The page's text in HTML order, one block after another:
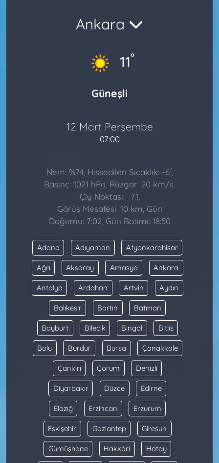
Ankara
11°
Güneşli
12 Mart Perşembe
07:00
Nem: %74, Hissedilen Sıcaklık: -6°,
Basınç: 1021 hPa, Rüzgar: 20 km/s,
Çiy Noktası: -7.1,
Görüş Mesafesi: 10 km, Gün
Doğumu: 7:02, Gün Batımı: 18:50
Adana Adıyaman Afyonkarahisar
Ağrı Aksaray Amasya Ankara
Antalya Ardahan Artvin Aydın
Balıkesir Bartın Batman
Bayburt Bilecik Bingöl Bitlis
Bolu Burdur Bursa Çanakkale
Çankırı Çorum Denizli
Diyarbakır Düzce Edirne
Elazığ Erzincan Erzurum
Eskişehir Gaziantep Giresun
Gümüşhane Hakkâri Hatay